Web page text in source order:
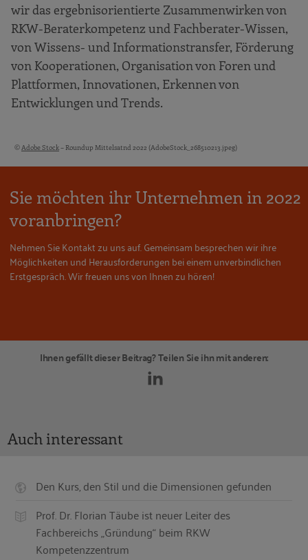
wir das ergebnisorientierte Zusammenwirken von
RKW-Beraterkompetenz und Fachberater-Wissen,
von Wissens- und Informationstransfer, Förderung
von Kooperationen, Organisation von Foren und
Plattformen, Innovationen, Erkennen von
Entwicklungen und Trends.
Bildquellen und Copyright-Hinweise
© Adobe Stock– Roundup Mittelsatnd 2022 (AdobeStock_268510213.jpeg)
Sie möchten ihr Unternehmen in 2022
voranbringen?
Nehmen Sie Kontakt zu uns auf. Gemeinsam besprechen wir ihre
Möglichkeiten und Herausforderungen bei einem unverbindlichen
Erstgespräch. Wir freuen uns von Ihnen zu hören!
Ihnen gefällt dieser Beitrag? Teilen Sie ihn mit anderen:
Auch interessant
Den Kurs, den Stil und die Dimensionen gefunden
Prof. Dr. Florian Täube ist neuer Leiter des
Fachbereichs „Gründung“ beim RKW
Kompetenzzentrum